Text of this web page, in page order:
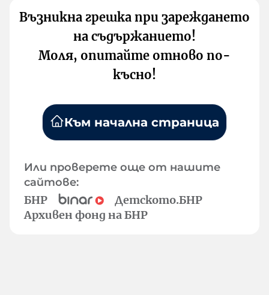
Възникна грешка при зареждането
на съдържанието!
Моля, опитайте отново по-
късно!
Към начална страница
Или проверете още от нашите
сайтове:
БНР
Детското.БНР
Архивен фонд на БНР